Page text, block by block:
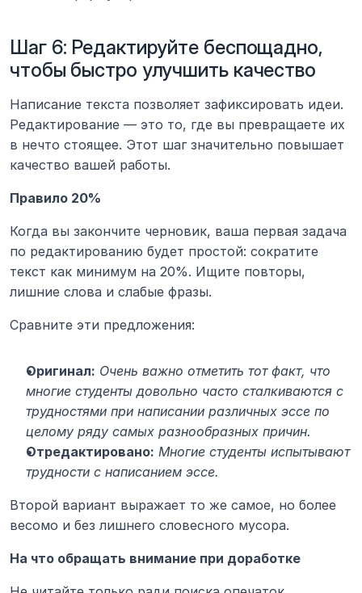
Шаг 6: Редактируйте беспощадно,
чтобы быстро улучшить качество
Написание текста позволяет зафиксировать идеи.
Редактирование — это то, где вы превращаете их
в нечто стоящее. Этот шаг значительно повышает
качество вашей работы.
Правило 20%
Когда вы закончите черновик, ваша первая задача
по редактированию будет простой: сократите
текст как минимум на 20%. Ищите повторы,
лишние слова и слабые фразы.
Сравните эти предложения:
Оригинал: Очень важно отметить тот факт, что
многие студенты довольно часто сталкиваются с
трудностями при написании различных эссе по
целому ряду самых разнообразных причин.
Отредактировано: Многие студенты испытывают
трудности с написанием эссе.
Второй вариант выражает то же самое, но более
весомо и без лишнего словесного мусора.
На что обращать внимание при доработке